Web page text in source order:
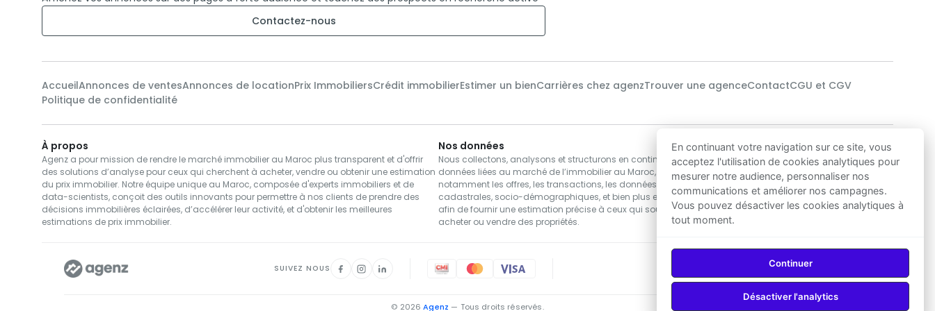
Ne manquez pas l'opportunité de devenir propriétaire de cette villa exceptionnelle.
ce qu’elle a à offrir.
Contactez-nous
AccueilAnnonces de ventesAnnonces de locationPrix ImmobiliersCrédit immobilierEstimer un bienCarrières chez agenzTrouver une agenceContactCGU et CGV
Politique de confidentialité
À propos
Agenz a pour mission de rendre le marché immobilier au Maroc plus transparent et d'offrir
des solutions d’analyse pour ceux qui cherchent à acheter, vendre ou obtenir une estimation
du prix immobilier. Notre équipe unique au Maroc, composée d'experts immobiliers et de
data-scientists, conçoit des outils innovants pour permettre à nos clients de prendre des
décisions immobilières éclairées, d’accélérer leur activité, et d'obtenir les meilleures
estimations de prix immobilier.
Nos données
Nous collectons, analysons et structurons en continu des
données liées au marché de l’immobilier au Maroc,
notamment les offres, les transactions, les données
cadastrales, socio-démographiques, et bien plus encore,
afin de fournir une estimation précise à ceux qui souhaitent
acheter ou vendre des propriétés.
Notre technologie
Nos data-scientists utilisent des algorithmes
de Machine Learning pour développer les
solutions d’estimations de prix immobilier les
plus précises au Maroc, garantissant ainsi
une excellente base de décision pour acheter
ou vendre.
SUIVEZ NOUS Telecharger sur Telecharger sur
© 2026Agenz — Tous droits réservés.
En continuant votre navigation sur ce site, vous
acceptez l'utilisation de cookies analytiques pour
mesurer notre audience, personnaliser nos
communications et améliorer nos campagnes.
Vous pouvez désactiver les cookies analytiques à
tout moment.
Continuer
Désactiver l'analytics